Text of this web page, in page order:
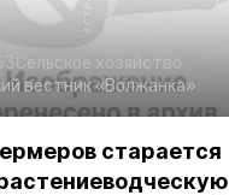
Сельское хозяйство
вестник «Волжанка»
старается